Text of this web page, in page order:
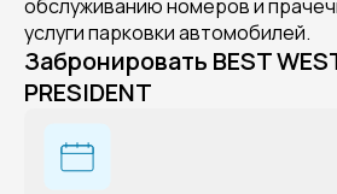
обслуживанию номеров и
услуги парковки автомобилей.
Забронировать BEST
PRESIDENT